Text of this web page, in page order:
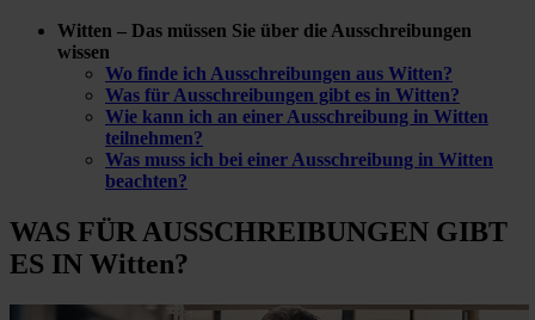
Witten – Das müssen Sie über die Ausschreibungen
wissen
Wo finde ich Ausschreibungen aus Witten?
Was für Ausschreibungen gibt es in Witten?
Wie kann ich an einer Ausschreibung in Witten
teilnehmen?
Was muss ich bei einer Ausschreibung in Witten
beachten?
WAS FÜRAUSSCHREIBUNGEN GIBT
ES IN Witten?